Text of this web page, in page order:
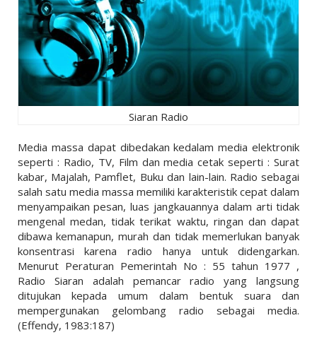
Siaran Radio
Media massa dapat dibedakan kedalam media elektronik
seperti : Radio, TV, Film dan media cetak seperti : Surat
kabar, Majalah, Pamflet, Buku dan lain-lain. Radio sebagai
salah satu media massa memiliki karakteristik cepat dalam
menyampaikan pesan, luas jangkauannya dalam arti tidak
mengenal medan, tidak terikat waktu, ringan dan dapat
dibawa kemanapun, murah dan tidak memerlukan banyak
konsentrasi karena radio hanya untuk didengarkan.
Menurut Peraturan Pemerintah No : 55 tahun 1977 ,
Radio Siaran adalah pemancar radio yang langsung
ditujukan kepada umum dalam bentuk suara dan
mempergunakan gelombang radio sebagai media.
(Effendy, 1983:187)